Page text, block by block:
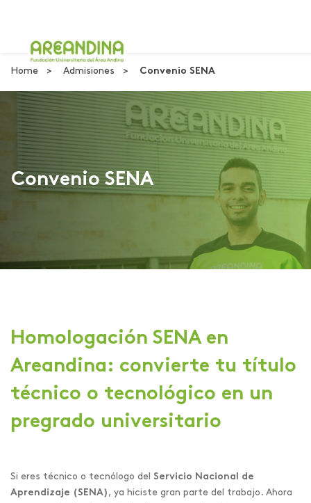
Home Admisiones Convenio SENA
Convenio SENA
Homologación SENA en
Areandina: convierte tu título
técnico o tecnológico en un
pregrado universitario
Si eres técnico o tecnólogo del Servicio Nacional de
Aprendizaje (SENA) , ya hiciste gran parte del trabajo. Ahora